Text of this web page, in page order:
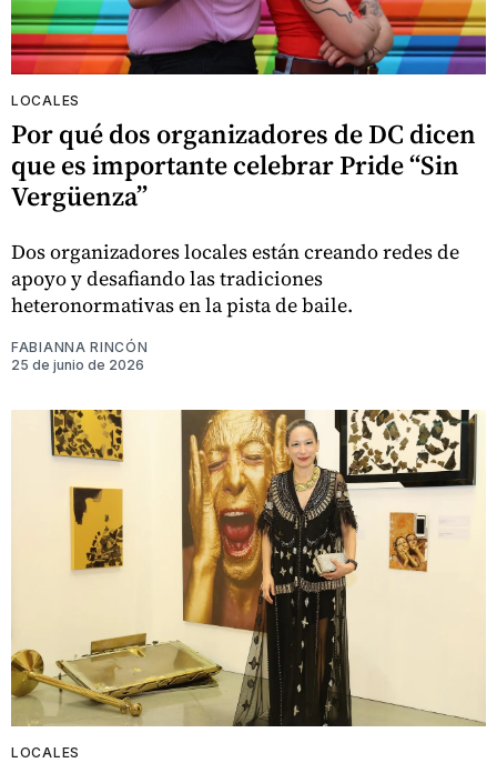
LOCALES
Por qué dos organizadores de DC dicen
que es importante celebrar Pride “Sin
Vergüenza”
Dos organizadores locales están creando redes de
apoyo y desafiando las tradiciones
heteronormativas en la pista de baile.
FABIANNA RINCÓN
25 de junio de 2026
LOCALES